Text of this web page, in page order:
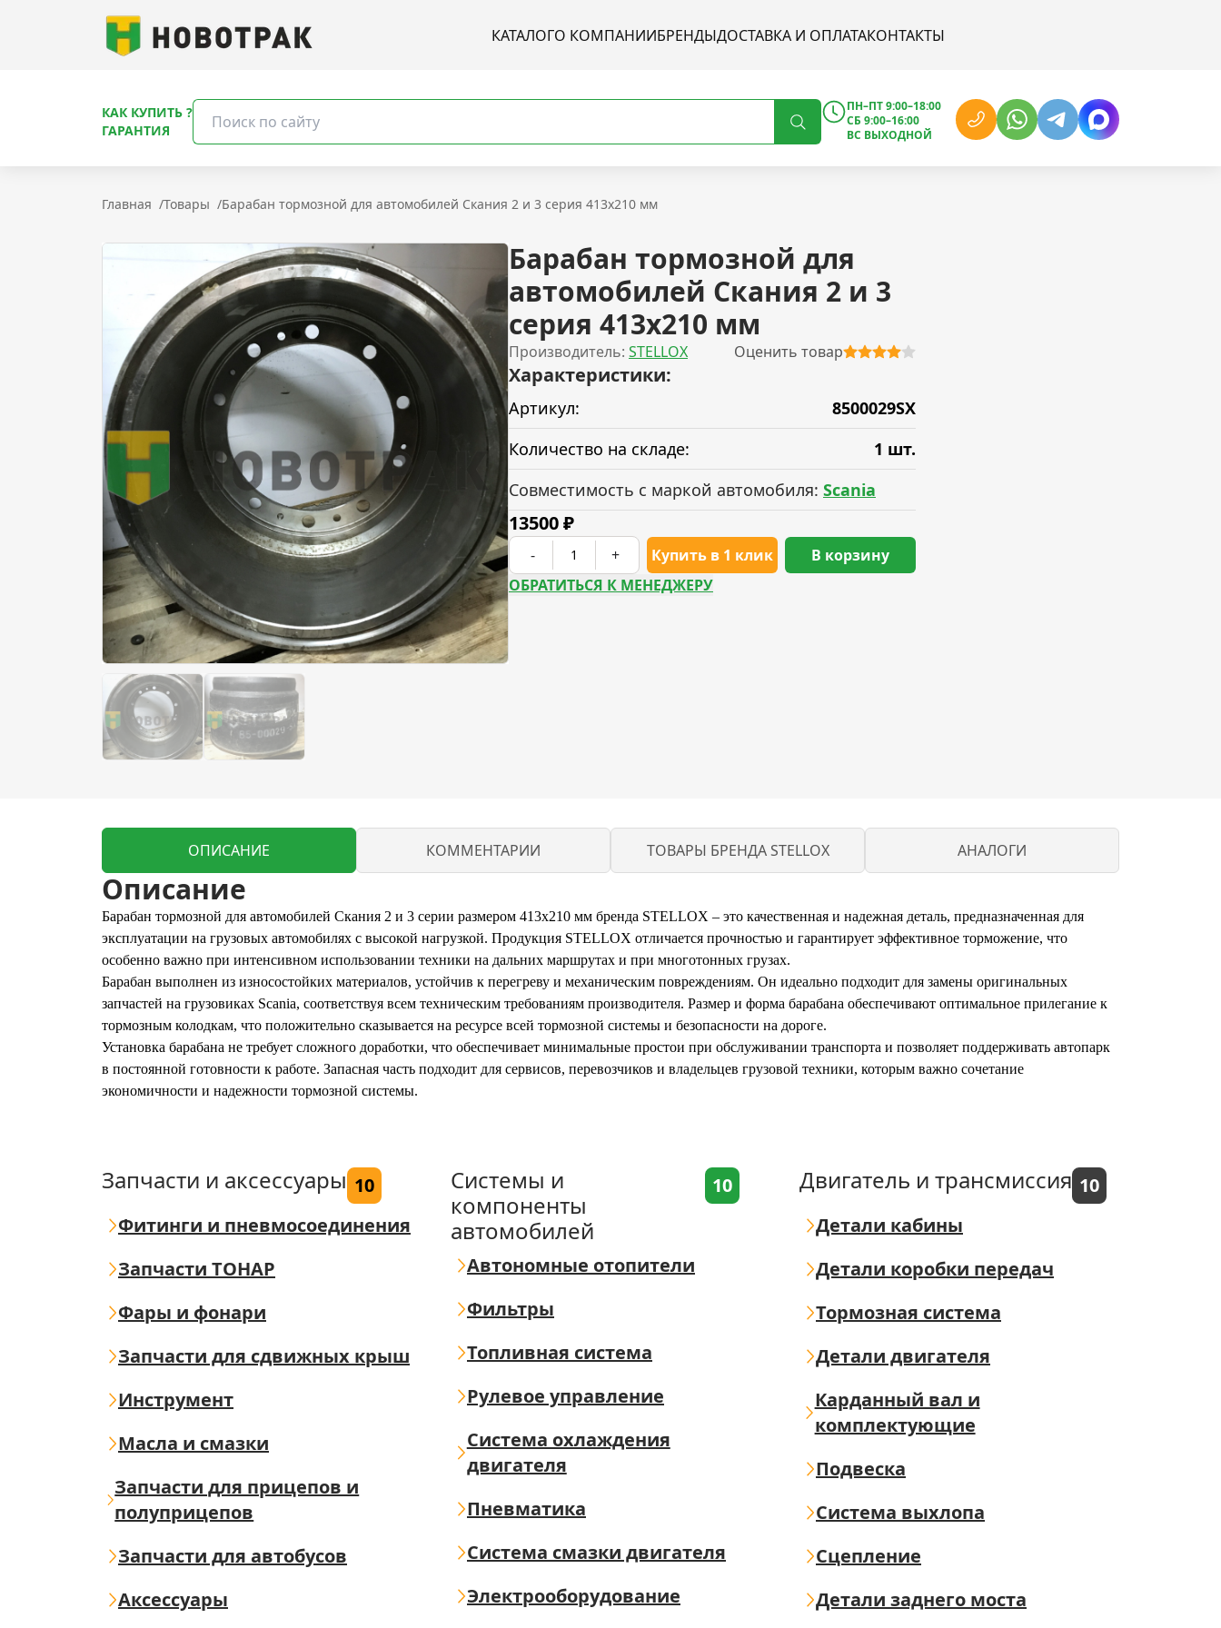
КАТАЛОГО КОМПАНИИБРЕНДЫДОСТАВКА И ОПЛАТАКОНТАКТЫ
КАК КУПИТЬ ?
ГАРАНТИЯ
ПН–ПТ 9:00–18:00
СБ 9:00–16:00
ВС ВЫХОДНОЙ
Главная /Товары /Барабан тормозной для автомобилей Скания 2 и 3 серия 413x210 мм
Барабан тормозной для
автомобилей Скания 2 и 3
серия 413x210 мм
Производитель: STELLOX Оценить товар
Характеристики:
Артикул:
8500029SX
Количество на складе:
1 шт.
Совместимость с маркой автомобиля: Scania
13500₽
- + Купить в 1 клик
В корзину
ОБРАТИТЬСЯ К МЕНЕДЖЕРУ
ОПИСАНИЕ КОММЕНТАРИИ ТОВАРЫ БРЕНДА STELLOX АНАЛОГИ
Описание
Барабан тормозной для автомобилей Скания 2 и 3 серии размером 413x210 мм бренда STELLOX – это качественная и надежная деталь, предназначенная для
эксплуатации на грузовых автомобилях с высокой нагрузкой. Продукция STELLOX отличается прочностью и гарантирует эффективное торможение, что
особенно важно при интенсивном использовании техники на дальних маршрутах и при многотонных грузах.
Барабан выполнен из износостойких материалов, устойчив к перегреву и механическим повреждениям. Он идеально подходит для замены оригинальных
запчастей на грузовиках Scania, соответствуя всем техническим требованиям производителя. Размер и форма барабана обеспечивают оптимальное прилегание к
тормозным колодкам, что положительно сказывается на ресурсе всей тормозной системы и безопасности на дороге.
Установка барабана не требует сложного доработки, что обеспечивает минимальные простои при обслуживании транспорта и позволяет поддерживать автопарк
в постоянной готовности к работе. Запасная часть подходит для сервисов, перевозчиков и владельцев грузовой техники, которым важно сочетание
экономичности и надежности тормозной системы.
Запчасти и аксессуары 10
Фитинги и пневмосоединения
Запчасти ТОНАР
Фары и фонари
Запчасти для сдвижных крыш
Инструмент
Масла и смазки
Запчасти для прицепов и
полуприцепов
Запчасти для автобусов
Аксессуары
Системы и
компоненты
автомобилей
10
Автономные отопители
Фильтры
Топливная система
Рулевое управление
Система охлаждения
двигателя
Пневматика
Система смазки двигателя
Электрооборудование
Двигатель и трансмиссия 10
Детали кабины
Детали коробки передач
Тормозная система
Детали двигателя
Карданный вал и
комплектующие
Подвеска
Система выхлопа
Сцепление
Детали заднего моста